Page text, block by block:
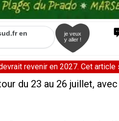
en
je veux
y aller !
revenir en 2027. Cet article
du 23 au 26 juillet,